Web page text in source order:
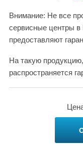
Внимание: Не все
сервисные центры в
предоставляют
На такую
распространяется